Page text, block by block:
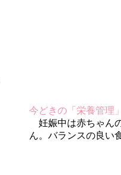
今どきの「栄養管理
妊娠中は赤ちゃん
ん。バランスの良い